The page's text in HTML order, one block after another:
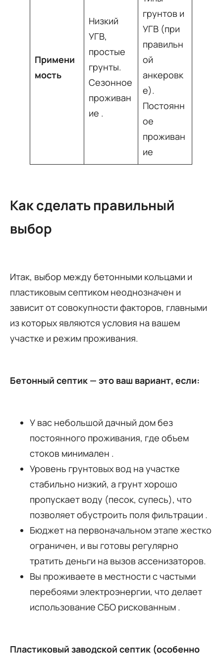
Примени
мость
Низкий
УГВ,
простые
грунты.
Сезонное
проживан
ие .
грунтов и
УГВ (при
правильн
ой
анкеровк
е).
Постоянн
ое
проживан
ие
Как сделать правильный
выбор
Итак, выбор между бетонными кольцами и
пластиковым септиком неоднозначен и
зависит от совокупности факторов, главными
из которых являются условия на вашем
участке и режим проживания.
Бетонный септик — это ваш вариант, если:
У вас небольшой дачный дом без
постоянного проживания, где объем
стоков минимален .
Уровень грунтовых вод на участке
стабильно низкий, а грунт хорошо
пропускает воду (песок, супесь), что
позволяет обустроить поля фильтрации .
Бюджет на первоначальном этапе жестко
ограничен, и вы готовы регулярно
тратить деньги на вызов ассенизаторов.
Вы проживаете в местности с частыми
перебоями электроэнергии, что делает
использование СБО рискованным .
Пластиковый заводской септик (особенно